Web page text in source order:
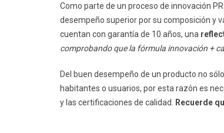
Como parte de un proceso de innovación
desempeño superior por su composición y
cuentan con garantía de 10 años, una
comprobando que la fórmula innovación +
Del buen desempeño de un producto no
habitantes o usuarios, por esta razón es
y las certificaciones de calidad.
Recuerde